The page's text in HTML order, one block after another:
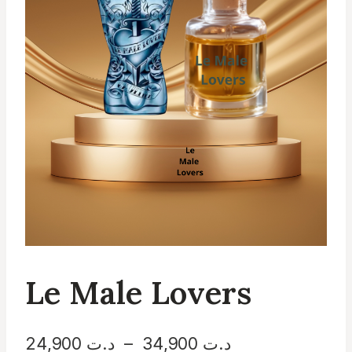
Le Male Lovers
د.ت – د.تPlage